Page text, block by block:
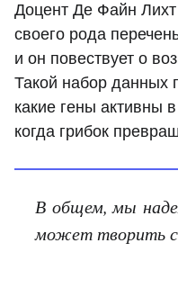
Доцент Де Файн
своего рода
и он повествует о
Такой набор данных
какие гены активны
когда грибок
В общем, мы
может творить с